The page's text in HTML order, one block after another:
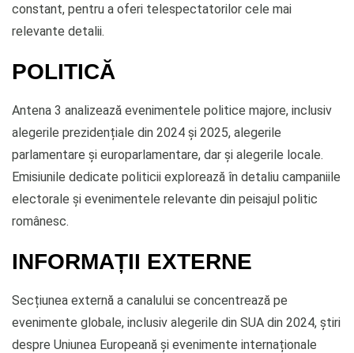
constant, pentru a oferi telespectatorilor cele mai
relevante detalii.
POLITICĂ
Antena 3 analizează evenimentele politice majore, inclusiv
alegerile prezidențiale din 2024 și 2025, alegerile
parlamentare și europarlamentare, dar și alegerile locale.
Emisiunile dedicate politicii explorează în detaliu campaniile
electorale și evenimentele relevante din peisajul politic
românesc.
INFORMAȚII EXTERNE
Secțiunea externă a canalului se concentrează pe
evenimente globale, inclusiv alegerile din SUA din 2024, știri
despre Uniunea Europeană și evenimente internaționale